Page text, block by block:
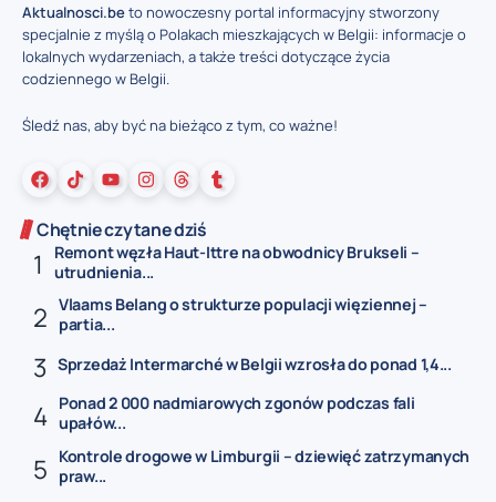
Aktualnosci.beto nowoczesny portal informacyjny stworzony
specjalnie z myślą o Polakach mieszkających w Belgii: informacje o
lokalnych wydarzeniach, a także treści dotyczące życia
codziennego w Belgii.
Śledź nas, aby być na bieżąco z tym, co ważne!
Chętnie czytane dziś
Remont węzła Haut-Ittre na obwodnicy Brukseli –
utrudnienia...
Vlaams Belang o strukturze populacji więziennej –
partia...
Sprzedaż Intermarché w Belgii wzrosła do ponad 1,4...
Ponad 2 000 nadmiarowych zgonów podczas fali
upałów...
Kontrole drogowe w Limburgii – dziewięć zatrzymanych
praw...